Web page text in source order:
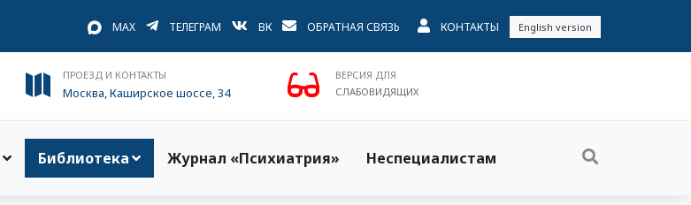
MAX ТЕЛЕГРАМ ВК ОБРАТНАЯ СВЯЗЬ КОНТАКТЫ English version
ПРОЕЗД И КОНТАКТЫ
Москва, Каширское шоссе, 34
ВЕРСИЯ ДЛЯ
СЛАБОВИДЯЩИХ
Библиотека Журнал «Психиатрия» Неспециалистам